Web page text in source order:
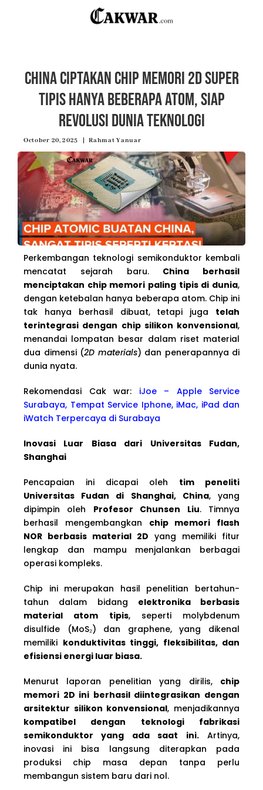
China Ciptakan Chip Memori 2D Super
Tipis Hanya Beberapa Atom, Siap
Revolusi Dunia Teknologi
October 20, 2025 Rahmat Yanuar
Perkembangan teknologi semikonduktor kembali
mencatat sejarah baru. China berhasil
menciptakan chip memori paling tipis di dunia,
dengan ketebalan hanya beberapa atom. Chip ini
tak hanya berhasil dibuat, tetapi juga telah
terintegrasi dengan chip silikon konvensional,
menandai lompatan besar dalam riset material
dua dimensi (2D materials) dan penerapannya di
dunia nyata.
Rekomendasi Cak war: iJoe – Apple Service
Surabaya, Tempat Service Iphone, iMac, iPad dan
iWatch Terpercaya di Surabaya
Inovasi Luar Biasa dari Universitas Fudan,
Shanghai
Pencapaian ini dicapai oleh tim peneliti
Universitas Fudan di Shanghai, China, yang
dipimpin oleh Profesor Chunsen Liu. Timnya
berhasil mengembangkan chip memori flash
NOR berbasis material 2D yang memiliki fitur
lengkap dan mampu menjalankan berbagai
operasi kompleks.
Chip ini merupakan hasil penelitian bertahun-
tahun dalam bidang elektronika berbasis
material atom tipis, seperti molybdenum
disulfide (MoS₂) dan graphene, yang dikenal
memiliki konduktivitas tinggi, fleksibilitas, dan
efisiensi energi luar biasa.
Menurut laporan penelitian yang dirilis, chip
memori 2D ini berhasil diintegrasikan dengan
arsitektur silikon konvensional, menjadikannya
kompatibel dengan teknologi fabrikasi
semikonduktor yang ada saat ini.Artinya,
inovasi ini bisa langsung diterapkan pada
produksi chip masa depan tanpa perlu
membangun sistem baru dari nol.